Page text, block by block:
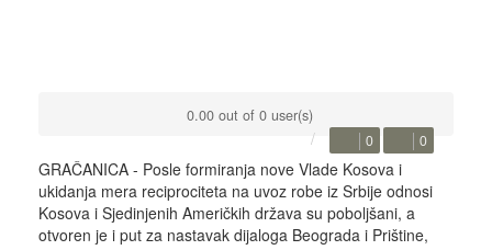
0.00 out of 0 user(s)
0 0
GRAČANICA - Posle formiranja nove Vlade Kosova i
ukidanja mera reciprociteta na uvoz robe iz Srbije odnosi
Kosova i Sjedinjenih Američkih država su poboljšani, a
otvoren je i put za nastavak dijaloga Beograda i Prištine,